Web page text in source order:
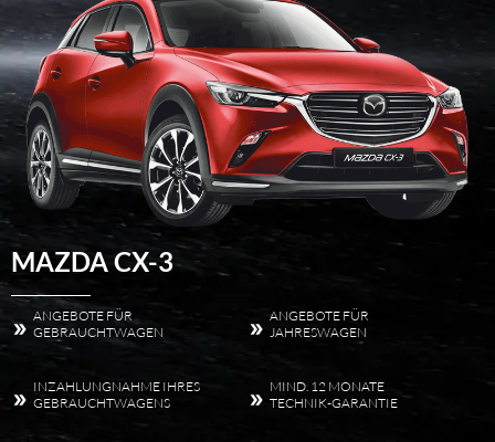
MAZDA CX-3
ANGEBOTE FÜR
GEBRAUCHTWAGEN
ANGEBOTE FÜR
JAHRESWAGEN
INZAHLUNGNAHME IHRES
GEBRAUCHTWAGENS
MIND. 12 MONATE
TECHNIK-GARANTIE